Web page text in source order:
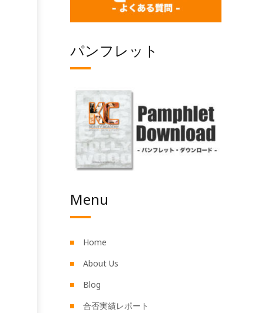
パンフレット
Menu
Home
About Us
Blog
合否実績レポート